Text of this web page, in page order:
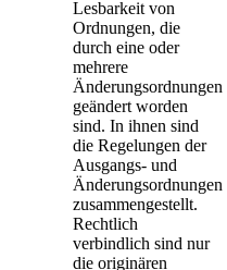
Lesbarkeit von
Ordnungen, die
durch eine oder
mehrere
Änderungsordnungen
geändert worden
sind. In ihnen sind
die Regelungen der
Ausgangs- und
Änderungsordnungen
zusammengestellt.
Rechtlich
verbindlich sind nur
die originären